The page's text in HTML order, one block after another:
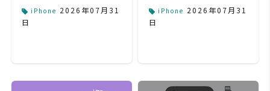
iPhone 2026年07月31
日
iPhone 2026年07月31
日